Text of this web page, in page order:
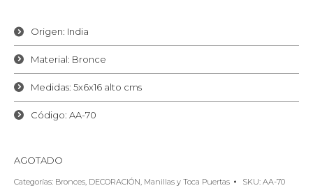
Origen: India
Material: Bronce
Medidas: 5x6x16 alto cms
Código: AA-70
AGOTADO
Categorías: Bronces, DECORACIÓN, Manillas y Toca Puertas SKU: AA-70